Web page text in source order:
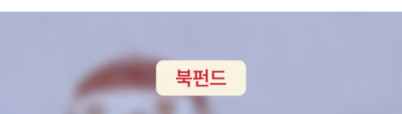
환상을 깰 수 있는 시간이다. 방구석 십 년 생활에 몸으로 지독하게 겪
고 깨달은 고독에 대한 짠 내 나는 통찰이 고독을 잊기 위해 갖은 꼴값
을 떠는 우리의 ‘웃픈’ 모습에 대한 유쾌한 농담과 잘 어우러진다. 이